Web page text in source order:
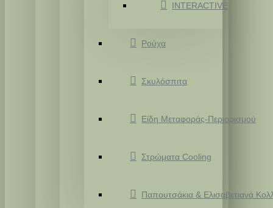
INTERACTIVE
Ρούχα
Σκυλόσπιτα
Είδη Μεταφοράς-Περιορισμού
Στρώματα Cooling
Παπουτσάκια & Ελισαβετιανά